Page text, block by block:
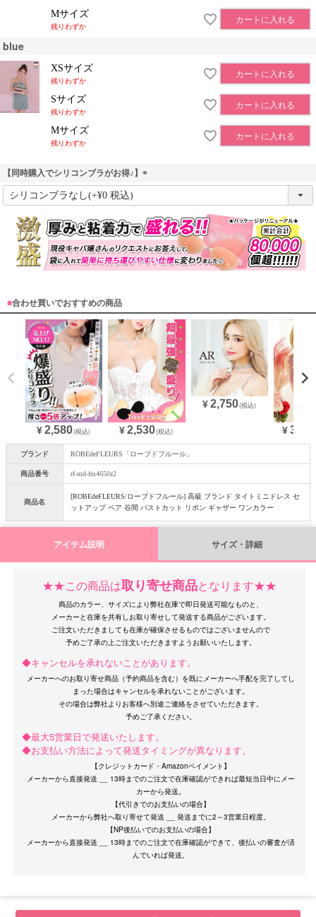
OriginalBrand
Mサイズ
残りわずか
カートに入れる
blue
XSサイズ
残りわずか
カートに入れる
Sサイズ
残りわずか
カートに入れる
Mサイズ
残りわずか
カートに入れる
【同時購入でシリコンブラがお得♪】
(
)
■合わせ買いでおすすめの商品
¥ 2,580(税込) ¥ 2,530(税込)
¥2,750(税込)
¥
ブランド ROBEdeFLEURS「ローブドフルール」
商品番号 rf-md-fm4650z2
商品名
[ROBEdeFLEURS/ローブドフルール] 高級 ブランド タイトミニドレス セ
ットアップ ベア 谷間 バストカット リボン ギャザー ワンカラー
アイテム説明 サイズ・詳細
★★この商品は取り寄せ商品となります★★
商品のカラー、サイズにより弊社在庫で即日発送可能なものと、
メーカーと在庫を共有しお取り寄せして発送する商品がございます。
ご注文いただきましても在庫が確保させるものではございませんので
◆キャンセルを承れないことがあります。
メーカーへのお取り寄せ商品（予約商品を含む）を既にメーカーへ手配を完了してし
まった場合はキャンセルを承れないことがございます。
その場合は弊社よりお客様へ別途ご連絡をさせていただきます。
◆最大5営業日で発送いたします。
◆お支払い方法によって発送タイミングが異なります。
【クレジットカード・Amazonペイメント】
メーカーから直接発送 __ 13時までのご注文で在庫確認ができれば最短当日中にメー
カーから発送。
【代引きでのお支払いの場合】
メーカーから弊社へ取り寄せて発送 __ 発送までに2～3営業日程度。
【NP後払いでのお支払いの場合】
メーカーから直接発送 __ 13時までのご注文で在庫確認ができて、後払いの審査が済